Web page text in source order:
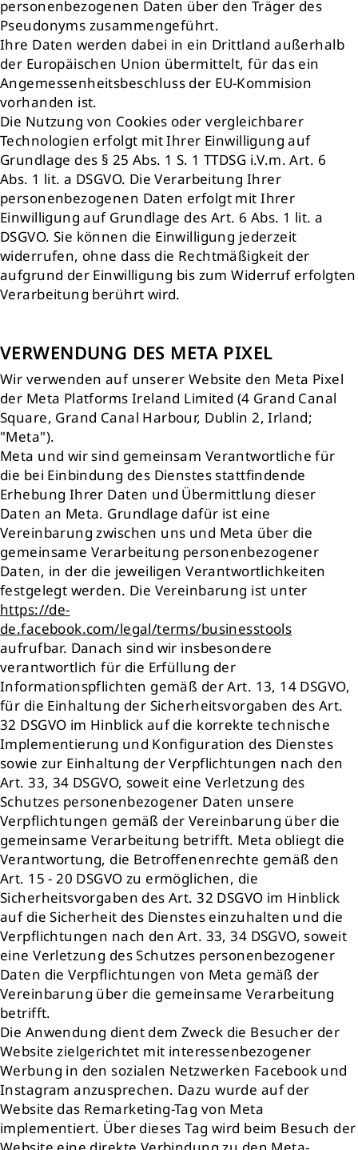
personenbezogenen Daten über den Träger des
Pseudonyms zusammengeführt.
Ihre Daten werden dabei in ein Drittland außerhalb
der Europäischen Union übermittelt, für das ein
Angemessenheitsbeschluss der EU-Kommision
vorhanden ist.
Die Nutzung von Cookies oder vergleichbarer
Technologien erfolgt mit Ihrer Einwilligung auf
Grundlage des § 25 Abs. 1 S. 1 TTDSG i.V.m. Art. 6
Abs. 1 lit. a DSGVO. Die Verarbeitung Ihrer
personenbezogenen Daten erfolgt mit Ihrer
Einwilligung auf Grundlage des Art. 6 Abs. 1 lit. a
DSGVO. Sie können die Einwilligung jederzeit
widerrufen, ohne dass die Rechtmäßigkeit der
aufgrund der Einwilligung bis zum Widerruf erfolgten
Verarbeitung berührt wird.
VERWENDUNG DES META PIXEL
Wir verwenden auf unserer Website den Meta Pixel
der Meta Platforms Ireland Limited (4 Grand Canal
Square, Grand Canal Harbour, Dublin 2, Irland;
"Meta").
Meta und wir sind gemeinsam Verantwortliche für
die bei Einbindung des Dienstes stattfindende
Erhebung Ihrer Daten und Übermittlung dieser
Daten an Meta. Grundlage dafür ist eine
Vereinbarung zwischen uns und Meta über die
gemeinsame Verarbeitung personenbezogener
Daten, in der die jeweiligen Verantwortlichkeiten
festgelegt werden. Die Vereinbarung ist unter
https://de-
de.facebook.com/legal/terms/businesstools
aufrufbar. Danach sind wir insbesondere
verantwortlich für die Erfüllung der
Informationspflichten gemäß der Art. 13, 14 DSGVO,
für die Einhaltung der Sicherheitsvorgaben des Art.
32 DSGVO im Hinblick auf die korrekte technische
Implementierung und Konfiguration des Dienstes
sowie zur Einhaltung der Verpflichtungen nach den
Art. 33, 34 DSGVO, soweit eine Verletzung des
Schutzes personenbezogener Daten unsere
Verpflichtungen gemäß der Vereinbarung über die
gemeinsame Verarbeitung betrifft. Meta obliegt die
Verantwortung, die Betroffenenrechte gemäß den
Art. 15 - 20 DSGVO zu ermöglichen, die
Sicherheitsvorgaben des Art. 32 DSGVO im Hinblick
auf die Sicherheit des Dienstes einzuhalten und die
Verpflichtungen nach den Art. 33, 34 DSGVO, soweit
eine Verletzung des Schutzes personenbezogener
Daten die Verpflichtungen von Meta gemäß der
Vereinbarung über die gemeinsame Verarbeitung
betrifft.
Die Anwendung dient dem Zweck die Besucher der
Website zielgerichtet mit interessenbezogener
Werbung in den sozialen Netzwerken Facebook und
Instagram anzusprechen. Dazu wurde auf der
Website das Remarketing-Tag von Meta
implementiert. Über dieses Tag wird beim Besuch der